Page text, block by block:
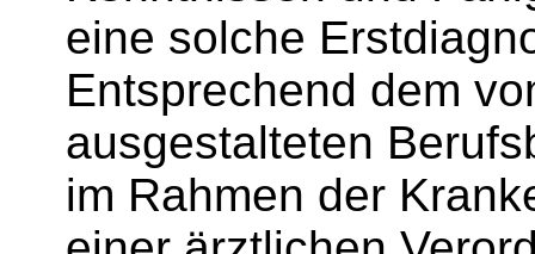
eine solche
Entsprechend dem
ausgestalteten
im Rahmen der